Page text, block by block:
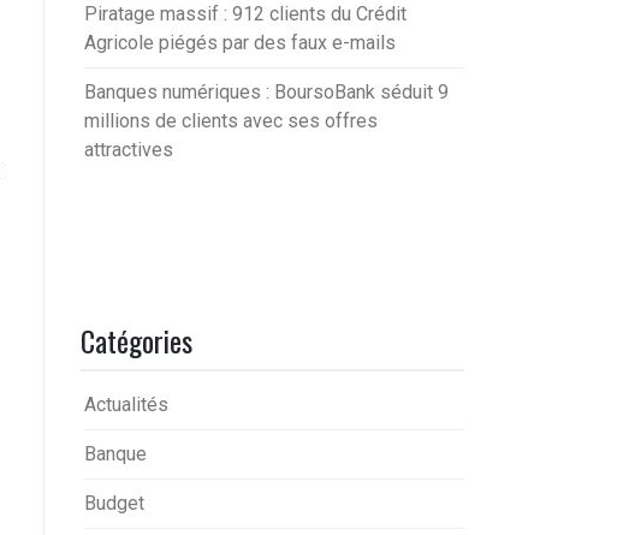
Piratage massif : 912 clients du Crédit
Agricole piégés par des faux e-mails
Banques numériques : BoursoBank séduit 9
millions de clients avec ses offres
attractives
Catégories
Actualités
Banque
Budget